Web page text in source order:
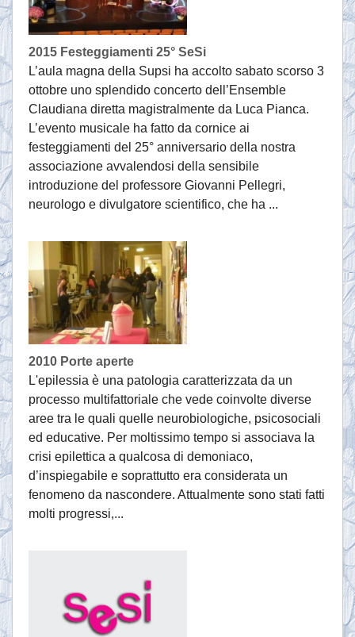
2015 Festeggiamenti 25° SeSi
L’aula magna della Supsi ha accolto sabato scorso 3
ottobre uno splendido concerto dell’Ensemble
Claudiana diretta magistralmente da Luca Pianca.
L’evento musicale ha fatto da cornice ai
festeggiamenti del 25° anniversario della nostra
associazione avvalendosi della sensibile
introduzione del professore Giovanni Pellegri,
neurologo e divulgatore scientifico, che ha ...
2010 Porte aperte
L'epilessia è una patologia caratterizzata da un
processo multifattoriale che vede coinvolte diverse
aree tra le quali quelle neurobiologiche, psicosociali
ed educative. Per moltissimo tempo si associava la
crisi epilettica a qualcosa di demoniaco,
d’inspiegabile e soprattutto era considerata un
fenomeno da nascondere. Attualmente sono stati fatti
molti progressi,...